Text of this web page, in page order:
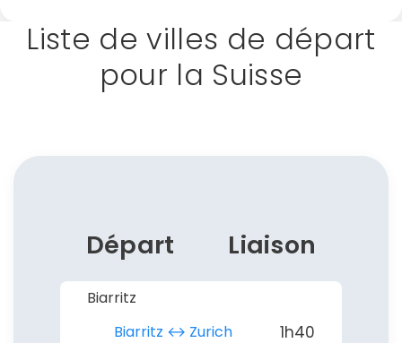
Liste de villes de départ
pour la Suisse
Départ Liaison
Biarritz
Biarritz ↔︎ Zurich
1h40